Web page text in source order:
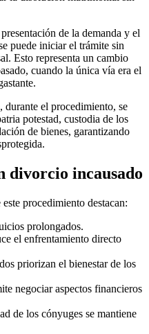
de la demanda y el
puede iniciar el trámite sin
Esto representa un cambio
cuando la única vía era el
durante el procedimiento, se
potestad, custodia de los
de bienes, garantizando
divorcio incausado
procedimiento destacan:
prolongados.
el enfrentamiento directo
priorizan el bienestar de los
negociar aspectos financieros
de los cónyuges se mantiene